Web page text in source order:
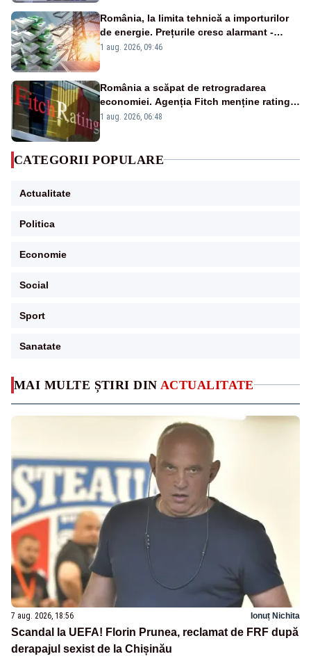
MAI MULTE ȘTIRI DIN ACTUALITATE
7 aug. 2026, 18:56 Ionuț Nichita
Scandal la UEFA! Florin Prunea, reclamat de FRF după
derapajul sexist de la Chișinău
România, la limita tehnică a importurilor
de energie. Prețurile cresc alarmant -
Analiză Realitatea Plus
1 aug. 2026, 09:46
România a scăpat de retrogradarea
economiei. Agenția Fitch menține ratingul
„BBB-” cu perspectivă negativă
1 aug. 2026, 06:48
CATEGORII POPULARE
Actualitate
Politica
Economie
Social
Sport
Sanatate